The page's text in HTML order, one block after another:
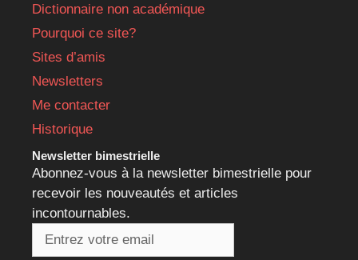
Dictionnaire non académique
Pourquoi ce site?
Sites d’amis
Newsletters
Me contacter
Historique
Newsletter bimestrielle
Abonnez-vous à la newsletter bimestrielle pour
recevoir les nouveautés et articles
incontournables.